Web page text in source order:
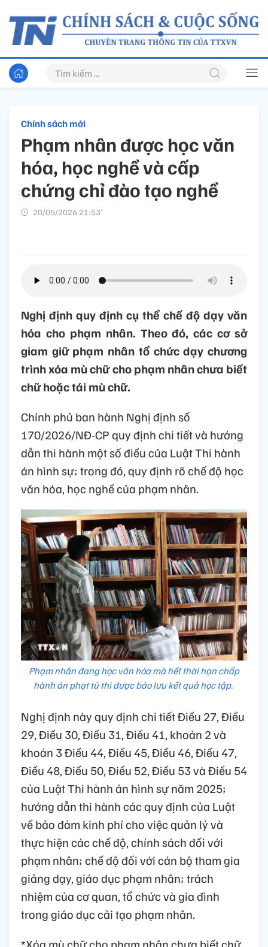
Chính sách mới
Phạm nhân được học văn
hóa, học nghề và cấp
chứng chỉ đào tạo nghề
20/05/2026 21:53’
Nghị định quy định cụ thể chế độ dạy văn
hóa cho phạm nhân. Theo đó, các cơ sở
giam giữ phạm nhân tổ chức dạy chương
trình xóa mù chữ cho phạm nhân chưa biết
chữ hoặc tái mù chữ.
Chính phủ ban hành Nghị định số
170/2026/NĐ-CP quy định chi tiết và hướng
dẫn thi hành một số điều của Luật Thi hành
án hình sự; trong đó, quy định rõ chế độ học
văn hóa, học nghề của phạm nhân.
Phạm nhân đang học văn hóa mà hết thời hạn chấp
hành án phạt tù thì được bảo lưu kết quả học tập.
Nghị định này quy định chi tiết Điều 27, Điều
29, Điều 30, Điều 31, Điều 41, khoản 2 và
khoản 3 Điều 44, Điều 45, Điều 46, Điều 47,
Điều 48, Điều 50, Điều 52, Điều 53 và Điều 54
của Luật Thi hành án hình sự năm 2025;
hướng dẫn thi hành các quy định của Luật
về bảo đảm kinh phí cho việc quản lý và
thực hiện các chế độ, chính sách đối với
phạm nhân; chế độ đối với cán bộ tham gia
giảng dạy, giáo dục phạm nhân; trách
nhiệm của cơ quan, tổ chức và gia đình
trong giáo dục cải tạo phạm nhân.